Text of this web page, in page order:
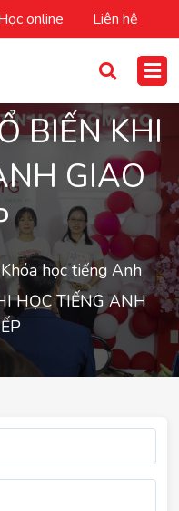
online Liên hệ
BIẾN KHI
GIAO
Khóa học tiếng Anh
HỌC TIẾNG ANH